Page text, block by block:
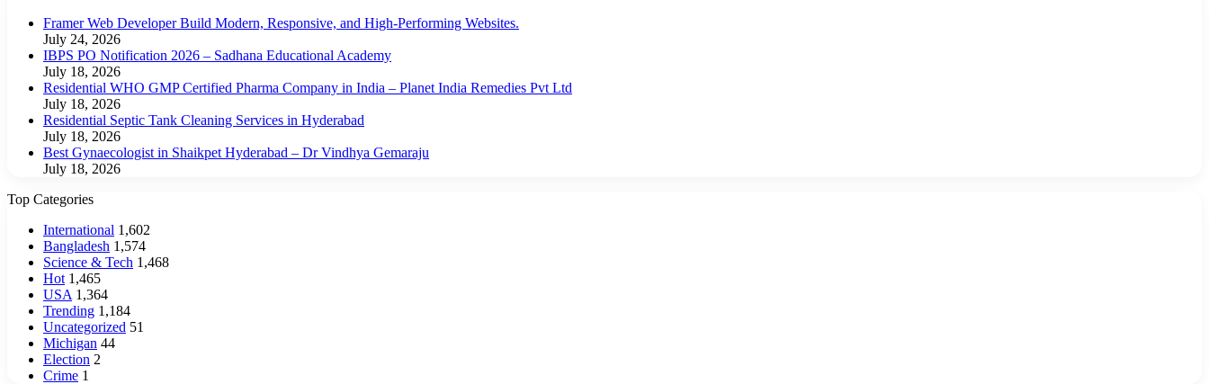
Framer Web Developer Build Modern, Responsive, and High-Performing Websites.
July 24, 2026
IBPS PO Notification 2026 – Sadhana Educational Academy
July 18, 2026
Residential WHO GMP Certified Pharma Company in India – Planet India Remedies Pvt Ltd
July 18, 2026
Residential Septic Tank Cleaning Services in Hyderabad
July 18, 2026
Best Gynaecologist in Shaikpet Hyderabad – Dr Vindhya Gemaraju
July 18, 2026
Top Categories
International 1,602
Bangladesh 1,574
Science & Tech 1,468
Hot 1,465
USA 1,364
Trending 1,184
Uncategorized 51
Michigan 44
Election 2
Crime 1